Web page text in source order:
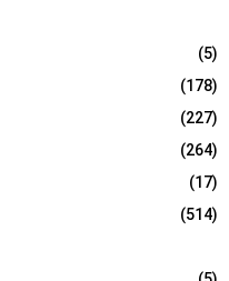
(5)
(178)
(227)
(264)
(17)
(514)